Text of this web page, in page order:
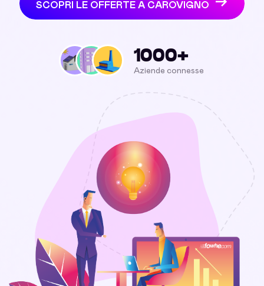
SCOPRI LE OFFERTE A CAROVIGNO
1000+
Aziende connesse